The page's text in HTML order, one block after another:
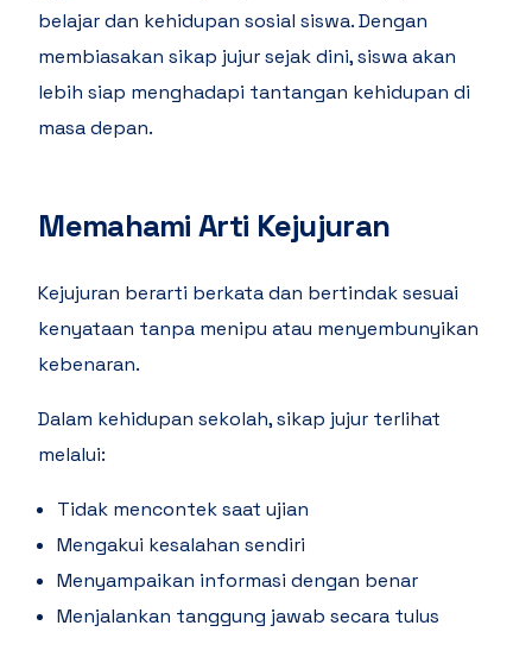
belajar dan kehidupan sosial siswa. Dengan
membiasakan sikap jujur sejak dini, siswa akan
lebih siap menghadapi tantangan kehidupan di
masa depan.
Memahami Arti Kejujuran
Kejujuran berarti berkata dan bertindak sesuai
kenyataan tanpa menipu atau menyembunyikan
kebenaran.
Dalam kehidupan sekolah, sikap jujur terlihat
melalui:
Tidak mencontek saat ujian
Mengakui kesalahan sendiri
Menyampaikan informasi dengan benar
Menjalankan tanggung jawab secara tulus